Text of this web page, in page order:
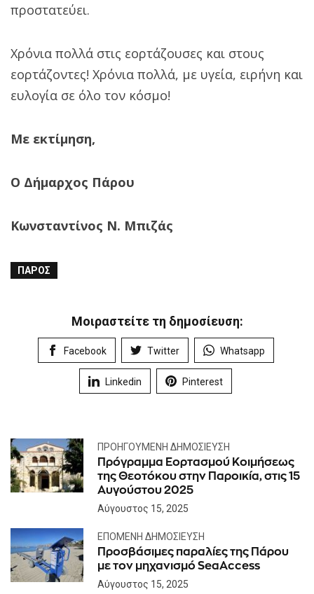
προστατεύει.
Χρόνια πολλά στις εορτάζουσες και στους
εορτάζοντες! Χρόνια πολλά, με υγεία, ειρήνη και
ευλογία σε όλο τον κόσμο!
Με εκτίμηση,
Ο Δήμαρχος Πάρου
Κωνσταντίνος Ν. Μπιζάς
ΠΆΡΟΣ
Μοιραστείτε τη δημοσίευση:
Facebook Twitter Whatsapp
Linkedin Pinterest
ΠΡΟΗΓΟΎΜΕΝΗ ΔΗΜΟΣΊΕΥΣΗ
Πρόγραμμα Εορτασμού Κοιμήσεως
της Θεοτόκου στην Παροικία, στις 15
Αυγούστου 2025
Αύγουστος 15, 2025
ΕΠΌΜΕΝΗ ΔΗΜΟΣΊΕΥΣΗ
Προσβάσιμες παραλίες της Πάρου
με τον μηχανισμό SeaAccess
Αύγουστος 15, 2025